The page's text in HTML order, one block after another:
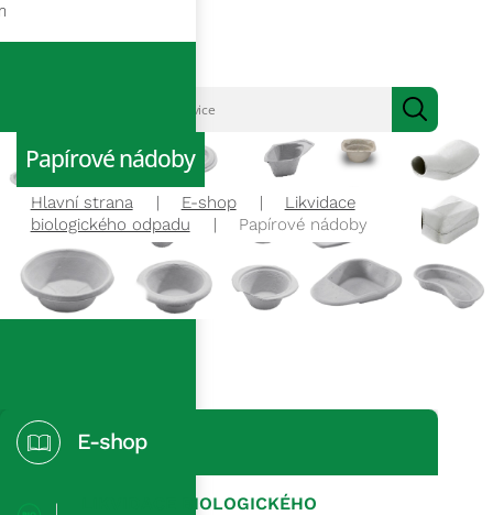
Papírové nádoby
Hlavní strana E-shop
Likvidace
biologického odpadu
Papírové nádoby
E-shop
LIKVIDACE BIOLOGICKÉHO